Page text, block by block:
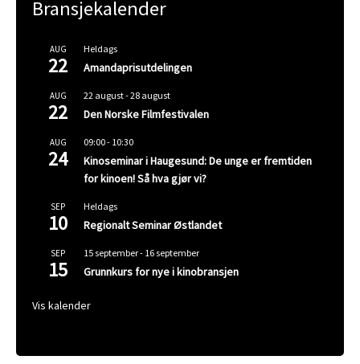
Bransjekalender
AUG
22
Heldags
Amandaprisutdelingen
AUG
22
22 august-28 august
Den Norske Filmfestivalen
AUG
24
09:00- 10:30
Kinoseminar i Haugesund: De unge er fremtiden
for kinoen! Så hva gjør vi?
SEP
10
Heldags
Regionalt Seminar Østlandet
SEP
15
15 september- 16 september
Grunnkurs for nye i kinobransjen
Vis kalender